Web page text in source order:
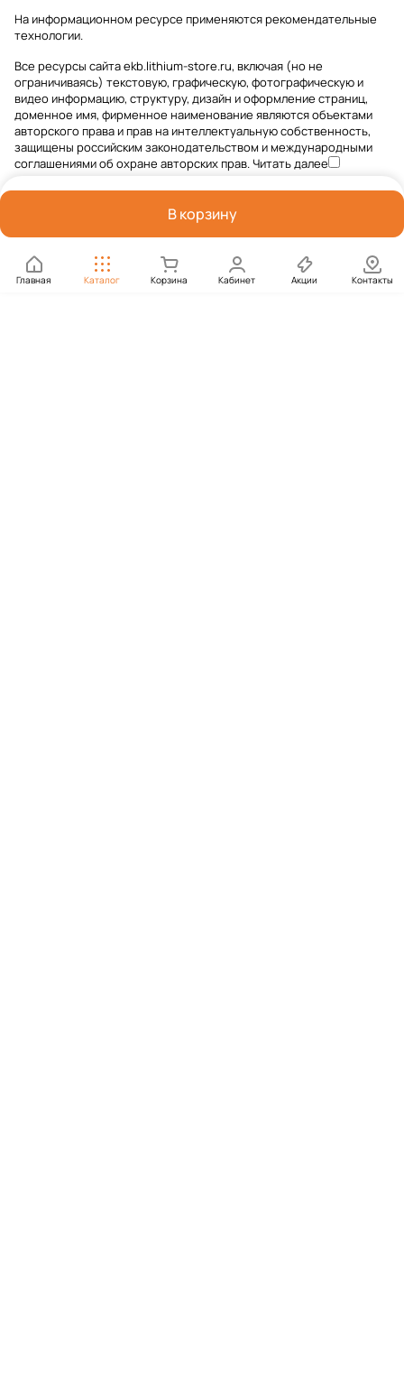
В корзину
Главная Каталог Корзина Кабинет Акции Контакты
На информационном ресурсе применяютсярекомендательные
технологии.
Все ресурсы сайта ekb.lithium-store.ru, включая (но не
ограничиваясь) текстовую, графическую, фотографическую и
видео информацию, структуру, дизайн и оформление страниц,
доменное имя, фирменное наименование являются объектами
авторского права и прав на интеллектуальную собственность,
защищены российским законодательством и международными
соглашениями об охране авторских прав.Читать далее